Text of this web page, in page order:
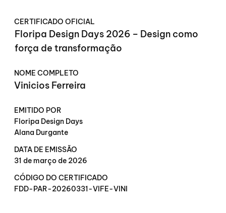
CERTIFICADO OFICIAL
Floripa Design Days 2026 – Design como
força de transformação
NOME COMPLETO
Vinicios Ferreira
DATA DE EMISSÃO
31 de março de 2026
EMITIDO POR
Floripa Design Days
Alana Durgante
CÓDIGO DO CERTIFICADO
FDD-PAR-20260331-VIFE-VINI